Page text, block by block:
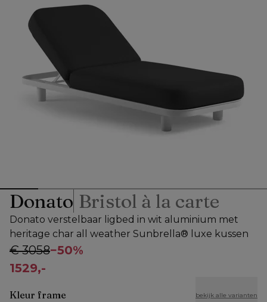
Donato Bristol à la carte
Donato verstelbaar ligbed in wit aluminium met
heritage char all weather Sunbrella® luxe kussen
€ 3058−50%
1529,-
Kleur frame bekijk alle varianten